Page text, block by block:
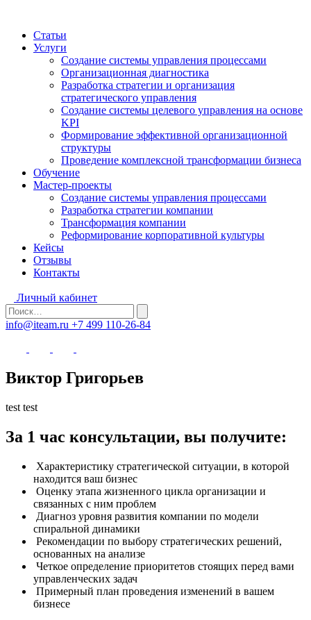
Статьи
Услуги
Создание системы управления процессами
Организационная диагностика
Разработка стратегии и организация
стратегического управления
Создание системы целевого управления на основе
KPI
Формирование эффективной организационной
структуры
Проведение комплексной трансформации бизнеса
Обучение
Мастер-проекты
Создание системы управления процессами
Разработка стратегии компании
Трансформация компании
Реформирование корпоративной культуры
Кейсы
Отзывы
Контакты
Личный кабинет
info@iteam.ru +7 499 110-26-84
Виктор Григорьев
test test
За 1 час консультации, вы получите:
Характеристику стратегической ситуации, в которой
находится ваш бизнес
Оценку этапа жизненного цикла организации и
связанных с ним проблем
Диагноз уровня развития компании по модели
спиральной динамики
Рекомендации по выбору стратегических решений,
основанных на анализе
Четкое определение приоритетов стоящих перед вами
управленческих задач
Примерный план проведения изменений в вашем
бизнесе